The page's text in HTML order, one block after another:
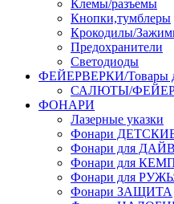
Клемы/разъемы
Кнопки,тумблеры
Крокодилы/
Предохранители
Светодиоды
ФЕЙЕРВЕРКИ/Товары
САЛЮТЫ/
ФОНАРИ
Лазерные указки
Фонари
Фонари для
Фонари для
Фонари для
Фонари ЗАЩИТА